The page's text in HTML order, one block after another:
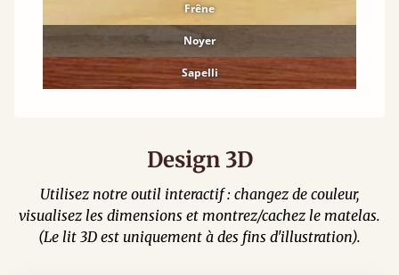
Frêne
Noyer
Sapelli
Design 3D
Utilisez notre outil interactif : changez de couleur,
visualisez les dimensions et montrez/cachez le matelas.
(Le lit 3D est uniquement à des fins d'illustration).